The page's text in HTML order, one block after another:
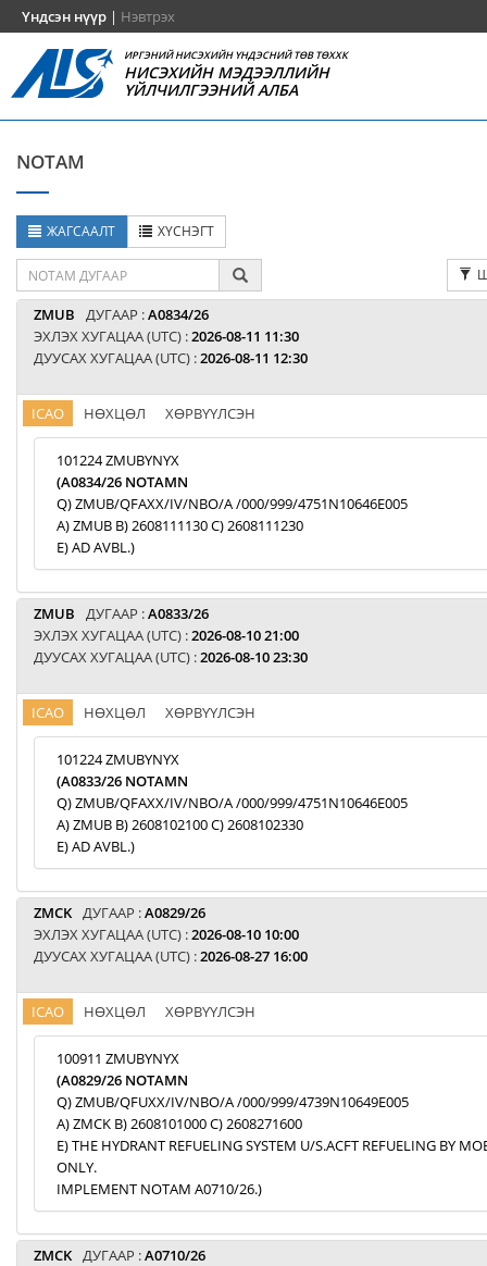
Үндсэн нүүр | Нэвтрэх
ИРГЭНИЙ НИСЭХИЙН ҮНДЭСНИЙ ТӨВ ТӨХХК
НИСЭХИЙН МЭДЭЭЛЛИЙН
ҮЙЛЧИЛГЭЭНИЙ АЛБА
NOTAM
ЖАГСААЛТ ХҮСНЭГТ
ZMUB ДУГААР :A0834/26
ЭХЛЭХ ХУГАЦАА (UTC) :2026-08-11 11:30
ДУУСАХ ХУГАЦАА (UTC) :2026-08-11 12:30
ICAO НӨХЦӨЛ ХӨРВҮҮЛСЭН
101224 ZMUBYNYX
(A0834/26 NOTAMN
Q) ZMUB/QFAXX/IV/NBO/A /000/999/4751N10646E005
A) ZMUB B) 2608111130 C) 2608111230
E) AD AVBL.)
ZMUB ДУГААР :A0833/26
ЭХЛЭХ ХУГАЦАА (UTC) :2026-08-10 21:00
ДУУСАХ ХУГАЦАА (UTC) :2026-08-10 23:30
ICAO НӨХЦӨЛ ХӨРВҮҮЛСЭН
101224 ZMUBYNYX
(A0833/26 NOTAMN
Q) ZMUB/QFAXX/IV/NBO/A /000/999/4751N10646E005
A) ZMUB B) 2608102100 C) 2608102330
E) AD AVBL.)
ZMCK ДУГААР :A0829/26
ЭХЛЭХ ХУГАЦАА (UTC) :2026-08-10 10:00
ДУУСАХ ХУГАЦАА (UTC) :2026-08-27 16:00
ICAO НӨХЦӨЛ ХӨРВҮҮЛСЭН
100911 ZMUBYNYX
(A0829/26 NOTAMN
Q) ZMUB/QFUXX/IV/NBO/A /000/999/4739N10649E005
A) ZMCK B) 2608101000 C) 2608271600
E) THE HYDRANT REFUELING SYSTEM U/S.ACFT REFUELING BY
ONLY.
IMPLEMENT NOTAM A0710/26.)
ZMCK ДУГААР :A0710/26